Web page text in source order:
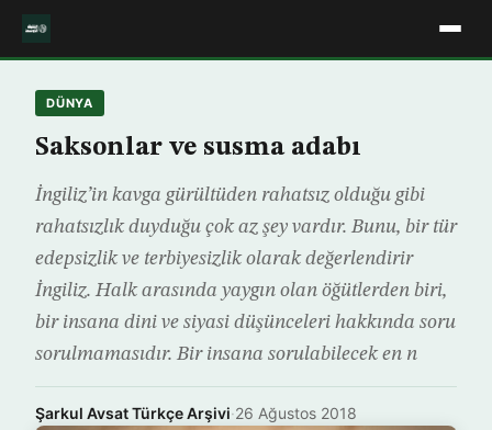
DÜNYA
Saksonlar ve susma adabı
İngiliz’in kavga gürültüden rahatsız olduğu gibi
rahatsızlık duyduğu çok az şey vardır. Bunu, bir tür
edepsizlik ve terbiyesizlik olarak değerlendirir
İngiliz. Halk arasında yaygın olan öğütlerden biri,
bir insana dini ve siyasi düşünceleri hakkında soru
sorulmamasıdır. Bir insana sorulabilecek en n
Şarkul Avsat Türkçe Arşivi·26 Ağustos 2018